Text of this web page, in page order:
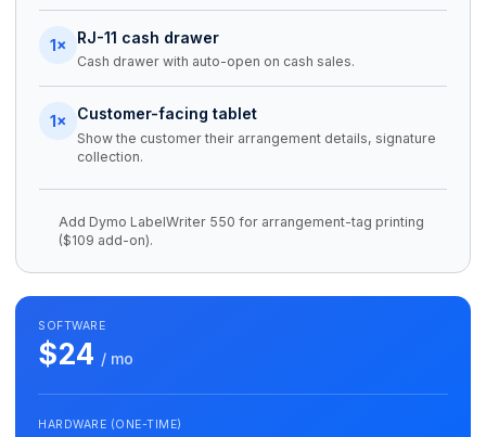
1× RJ-11 cash drawer
Cash drawer with auto-open on cash sales.
1× Customer-facing tablet
Show the customer their arrangement details, signature
collection.
Add Dymo LabelWriter 550 for arrangement-tag printing
($109 add-on).
SOFTWARE
$24 / mo
HARDWARE (ONE-TIME)